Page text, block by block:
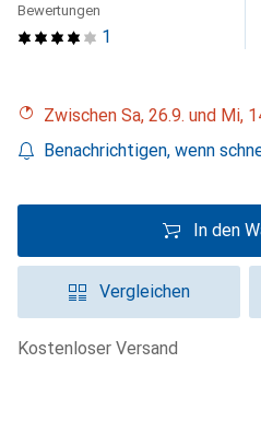
1
Bewertungen
Zwischen Sa, 26.9. und Mi,
Benachrichtigen, wenn
In den
Vergleichen
kostenloser Versand